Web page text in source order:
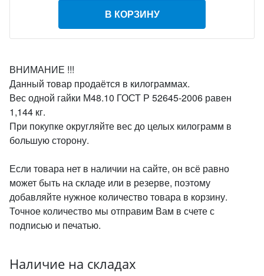
В КОРЗИНУ
ВНИМАНИЕ !!!
Данный товар продаётся в килограммах.
Вес одной гайки М48.10 ГОСТ Р 52645-2006 равен
1,144 кг.
При покупке округляйте вес до целых килограмм в
большую сторону.
Если товара нет в наличии на сайте, он всё равно
может быть на складе или в резерве, поэтому
добавляйте нужное количество товара в корзину.
Точное количество мы отправим Вам в счете с
подписью и печатью.
Наличие на складах